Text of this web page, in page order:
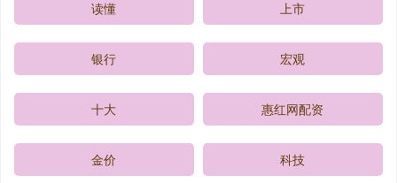
读懂 上市
银行 宏观
十大 惠红网配资
金价 科技